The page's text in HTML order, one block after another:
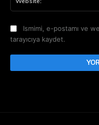
Ismimi, e-postamı ve
tarayıcıya kaydet.